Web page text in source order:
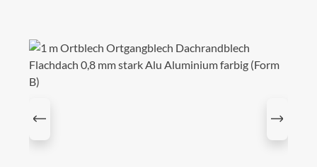
Bildergalerie überspringen